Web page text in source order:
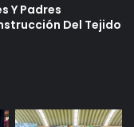
Y Padres
Del Tejido